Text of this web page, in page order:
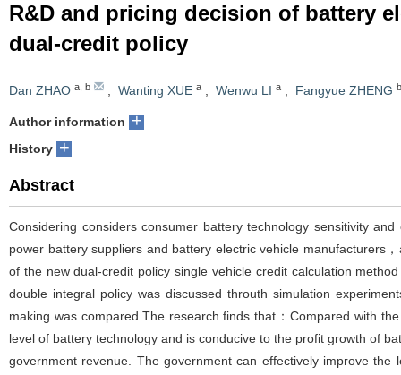
R&D and pricing decision of battery
dual-credit policy
Dan ZHAO a b Wanting XUE a Wenwu LI a Fangyue ZHENG b
Author information +
History +
Abstract
Considering considers consumer battery technology sensitivity
power battery suppliers and battery electric vehicle manufacturers
of the new dual-credit policy single vehicle credit calculation
double integral policy was discussed throuth simulation
making was compared.The research finds that：Compared with
level of battery technology and is conducive to the profit growth of
government revenue. The government can effectively improve